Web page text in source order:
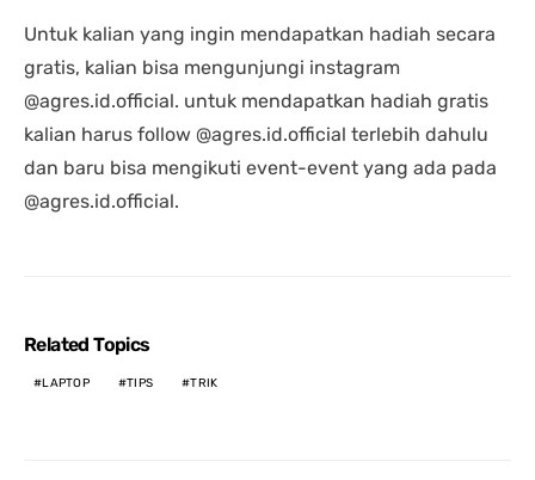
Untuk kalian yang ingin mendapatkan hadiah secara
gratis, kalian bisa mengunjungi instagram
@agres.id.official. untuk mendapatkan hadiah gratis
kalian harus follow @agres.id.official terlebih dahulu
dan baru bisa mengikuti event-event yang ada pada
@agres.id.official.
Related Topics
LAPTOP TIPS TRIK